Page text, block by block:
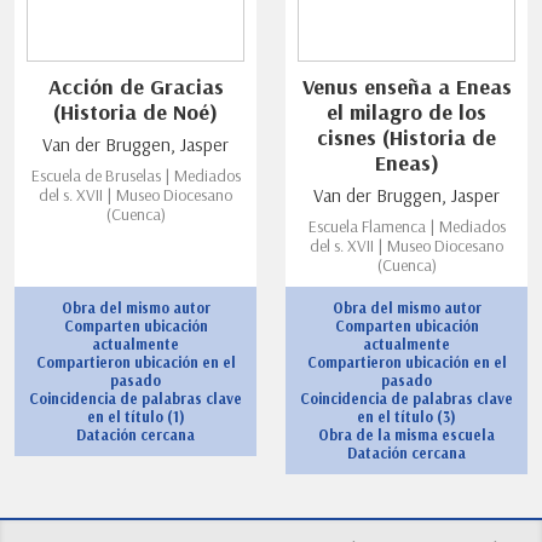
Acción de Gracias
(Historia de Noé)
Van der Bruggen, Jasper
Escuela de Bruselas | Mediados
del s. XVII | Museo Diocesano
(Cuenca)
Obra del mismo autor
Comparten ubicación
actualmente
Compartieron ubicación en el
pasado
Coincidencia de palabras clave
en el título (1)
Datación cercana
Venus enseña a Eneas
el milagro de los
cisnes (Historia de
Eneas)
Van der Bruggen, Jasper
Escuela Flamenca | Mediados
del s. XVII | Museo Diocesano
(Cuenca)
Obra del mismo autor
Comparten ubicación
actualmente
Compartieron ubicación en el
pasado
Coincidencia de palabras clave
en el título (3)
Obra de la misma escuela
Datación cercana